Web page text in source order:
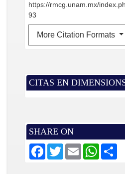
https://rmcg.unam.mx/
93
More Citation Formats
CITAS EN
SHARE ON
F
a
T
w
E
m
W
S